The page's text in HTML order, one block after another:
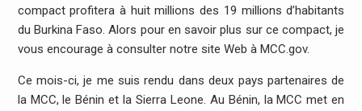
compact profitera à huit millions des 19 millions d’habitants
du Burkina Faso. Alors pour en savoir plus sur ce compact, je
vous encourage à consulter notre site Web à MCC.gov.
Ce mois-ci, je me suis rendu dans deux pays partenaires de
la MCC, le Bénin et la Sierra Leone. Au Bénin, la MCC met en